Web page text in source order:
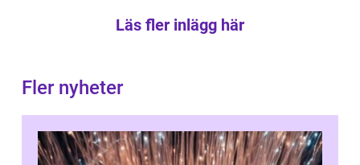
Läs fler inlägg här
Fler nyheter